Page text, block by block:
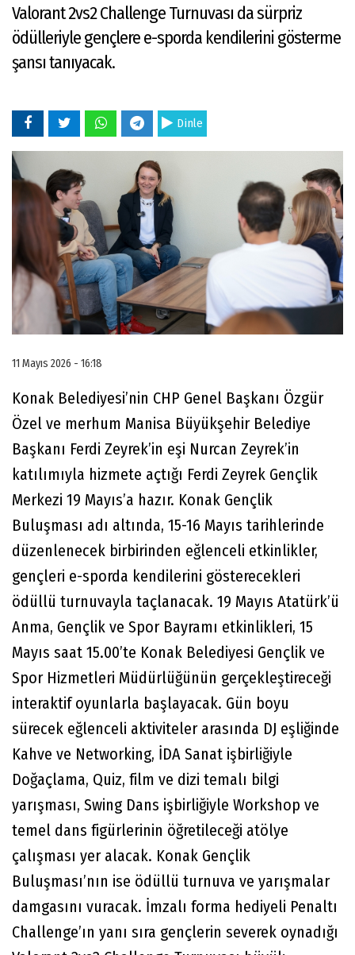
Valorant 2vs2 Challenge Turnuvası da sürpriz
ödülleriyle gençlere e-sporda kendilerini gösterme
şansı tanıyacak.
Dinle
11 Mayıs 2026 - 16:18
Konak Belediyesi’nin CHP Genel Başkanı Özgür
Özel ve merhum Manisa Büyükşehir Belediye
Başkanı Ferdi Zeyrek’in eşi Nurcan Zeyrek’in
katılımıyla hizmete açtığı Ferdi Zeyrek Gençlik
Merkezi 19 Mayıs’a hazır. Konak Gençlik
Buluşması adı altında, 15-16 Mayıs tarihlerinde
düzenlenecek birbirinden eğlenceli etkinlikler,
gençleri e-sporda kendilerini gösterecekleri
ödüllü turnuvayla taçlanacak. 19 Mayıs Atatürk’ü
Anma, Gençlik ve Spor Bayramı etkinlikleri, 15
Mayıs saat 15.00’te Konak Belediyesi Gençlik ve
Spor Hizmetleri Müdürlüğünün gerçekleştireceği
interaktif oyunlarla başlayacak. Gün boyu
sürecek eğlenceli aktiviteler arasında DJ eşliğinde
Kahve ve Networking, İDA Sanat işbirliğiyle
Doğaçlama, Quiz, film ve dizi temalı bilgi
yarışması, Swing Dans işbirliğiyle Workshop ve
temel dans figürlerinin öğretileceği atölye
çalışması yer alacak. Konak Gençlik
Buluşması’nın ise ödüllü turnuva ve yarışmalar
damgasını vuracak. İmzalı forma hediyeli Penaltı
Challenge’ın yanı sıra gençlerin severek oynadığı